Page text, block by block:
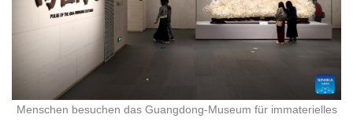
Menschen besuchen das Guangdong-Museum für immaterielles